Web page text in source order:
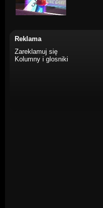
Reklama
Zareklamuj się
Kolumny i glosniki